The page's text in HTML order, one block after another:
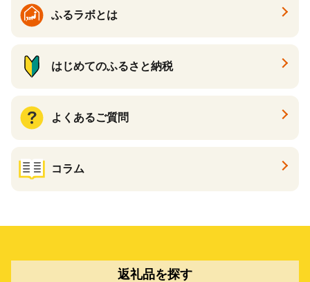
ふるラボとは
はじめてのふるさと納税
よくあるご質問
コラム
返礼品を探す